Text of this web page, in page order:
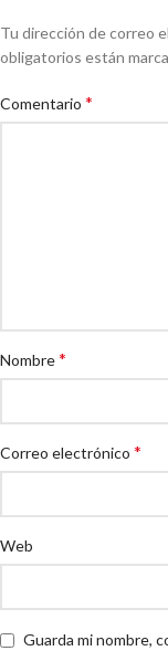
Tu dirección de correo
obligatorios están
Comentario *
Nombre*
Correo electrónico *
Web
Guarda mi nombre,